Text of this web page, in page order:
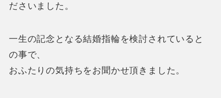
ださいました。
一生の記念となる結婚指輪を検討されていると
の事で、
おふたりの気持ちをお聞かせ頂きました。